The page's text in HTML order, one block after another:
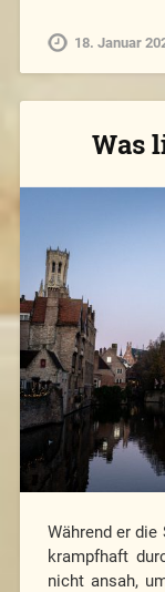
18. Januar
Was
Während er
krampfhaft
nicht ansah,